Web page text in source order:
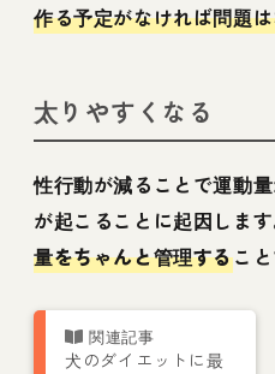
作る予定がなければ問題
太りやすくなる
性行動が減ることで運動
が起こることに起因しま
量をちゃんと管理するこ
犬のダイエットに最